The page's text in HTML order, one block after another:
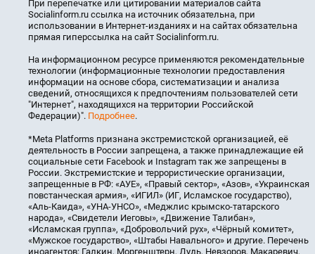
При перепечатке или цитировании материалов сайта
Socialinform.ru ссылка на источник обязательна, при
использовании в Интернет-изданиях и на сайтах обязательна
прямая гиперссылка на сайт Socialinform.ru.
На информационном ресурсе применяются рекомендательные
технологии (информационные технологии предоставления
информации на основе сбора, систематизации и анализа
сведений, относящихся к предпочтениям пользователей сети
"Интернет", находящихся на территории Российской
Федерации)". Подробнее.
*Meta Platforms признана экстремистской организацией, её
деятельность в России запрещена, а также принадлежащие ей
социальные сети Facebook и Instagram так же запрещены в
России. Экстремистские и террористические организации,
запрещенные в РФ: «АУЕ», «Правый сектор», «Азов», «Украинская
повстанческая армия», «ИГИЛ» (ИГ, Исламское государство),
«Аль-Каида», «УНА-УНСО», «Меджлис крымско-татарского
народа», «Свидетели Иеговы», «Движение Талибан»,
«Исламская группа», «Добровольчий рух», «Чёрный комитет»,
«Мужское государство», «Штабы Навального» и другие. Перечень
иноагентов: Галкин, Моргенштерн, Дудь, Невзоров, Макаревич,